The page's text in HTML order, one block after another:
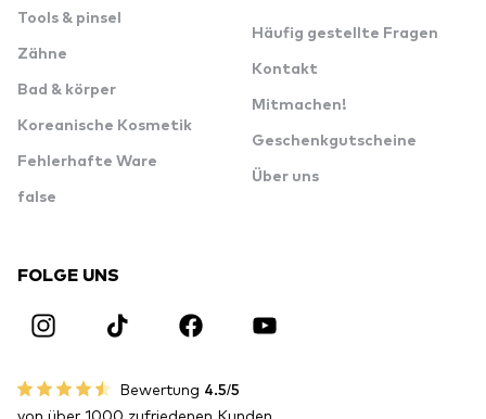
Tools & pinsel
Zähne
Bad & körper
Koreanische Kosmetik
Fehlerhafte Ware
false
Häufig gestellte Fragen
Kontakt
Mitmachen!
Geschenkgutscheine
Über uns
FOLGE UNS
Bewertung 4.5/5
von über 1000 zufriedenen Kunden